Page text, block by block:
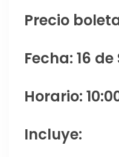
Precio
Fecha: 16
Horario:
Incluye: